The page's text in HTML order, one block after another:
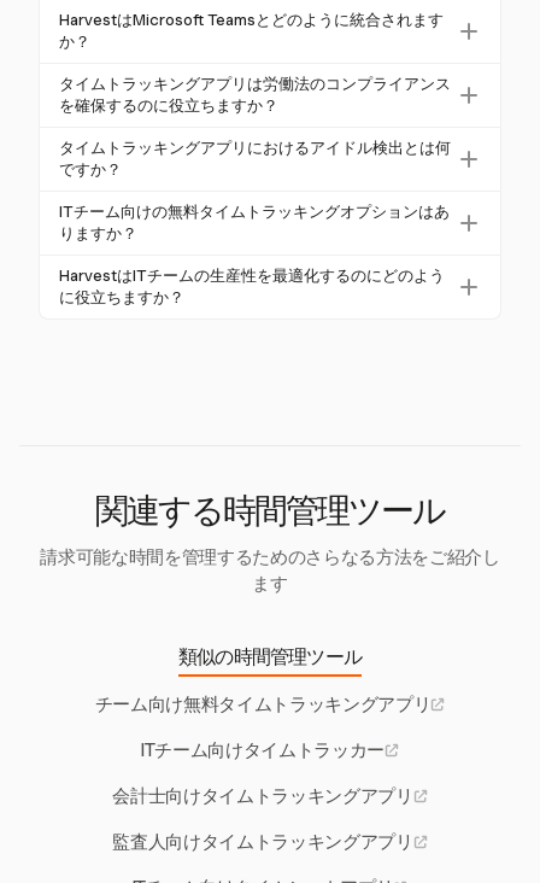
トラッキングは、請求可能な時間と収益を10%増加
させ、プロジェクトをより収益性の高いものにしま
す。
重要な機能には、Microsoft Teamsとのシームレスな
統合、リアルタイムトラッキング、アイドル検出、
まれます。Harvestはこれらの機能を提供し、ITチー
ムに最適です。
HarvestはMicrosoft Teamsとどのように統合されます
か？
HarvestはMicrosoft Teamsとスムーズに統合され、
ユーザーがTeams内で直接タイムを追跡し、タスクを
キストスイッチが最小限に抑えられ、生産性が向上
します。
タイムトラッキングアプリは労働法のコンプライアンス
を確保するのに役立ちますか？
はい、タイムトラッキングアプリは、労働時間、残
業、休憩を正確に記録することでコンプライアンス
を満たし、監査準備を容易にします。
タイムトラッキングアプリにおけるアイドル検出とは何
ですか？
アイドル検出は、ユーザーがアクティブに作業して
いない期間を特定し、アプリがタイムトラッキング
生産的な時間のみが記録され、Harvestのようなアプ
リで組織のニーズに合わせてカスタマイズできま
ITチーム向けの無料タイムトラッキングオプションはあ
りますか？
多くのタイムトラッキングアプリ、特にHarvestは、
無料トライアルや基本バージョンを提供していま
HarvestはITチームの生産性を最適化するのにどのよう
に役立ちますか？
関連する時間管理ツール
請求可能な時間を管理するためのさらなる方法をご紹介し
ます
類似の時間管理ツール
チーム向け無料タイムトラッキングアプリ
ITチーム向けタイムトラッカー
会計士向けタイムトラッキングアプリ
監査人向けタイムトラッキングアプリ